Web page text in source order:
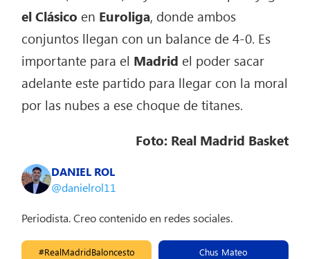
el Clásico en Euroliga, donde ambos
conjuntos llegan con un balance de 4-0. Es
importante para el Madrid el poder sacar
adelante este partido para llegar con la moral
por las nubes a ese choque de titanes.
Foto: Real Madrid Basket
DANIEL ROL
@danielrol11
Periodista. Creo contenido en redes sociales.
#RealMadridBaloncesto Chus Mateo